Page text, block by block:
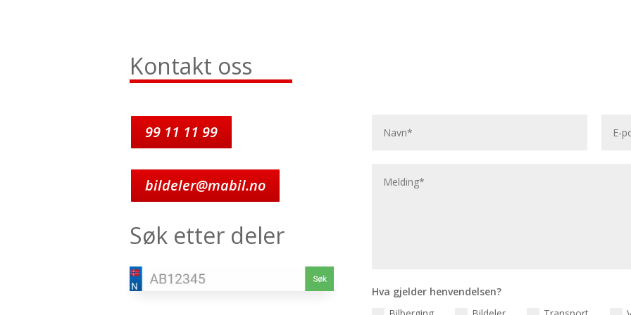
Kontakt oss
99 11 11 99
bildeler@mabil.no
Søk etter deler
Hva gjelder henvendelsen?